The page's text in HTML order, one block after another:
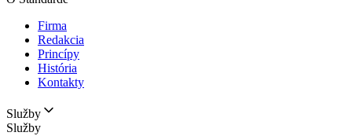
Firma
Redakcia
Princípy
História
Kontakty
Služby
Služby